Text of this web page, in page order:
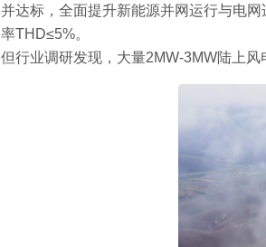
并达标，全面提升新能源并网运行与电
率THD≤5%。
但行业调研发现，大量2MW-3MW陆上